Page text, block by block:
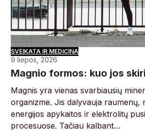
SVEIKATA IR MEDICINA
9 liepos, 2026
Magnio formos: kuo jos
Magnis yra vienas svarbiausių
organizme. Jis dalyvauja raumenų,
energijos apykaitos ir elektrolitų
procesuose. Tačiau kalbant…